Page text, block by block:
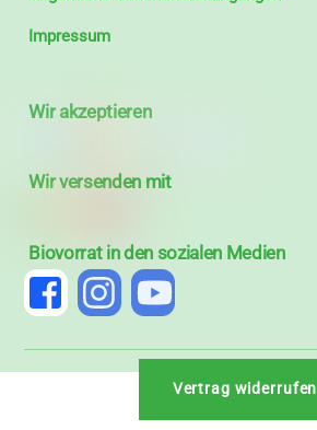
Impressum
Wir akzeptieren
Wir versenden mit
Biovorrat in den sozialen Medien
Vertrag widerrufen